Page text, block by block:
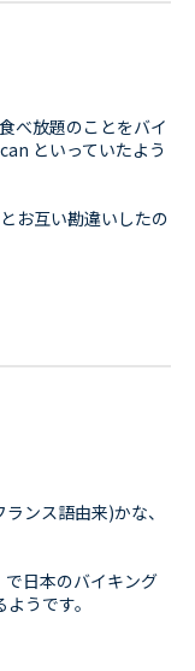
べ放題のことをバイ
といっていたよう
お互い勘違いしたの
ンス語由来)かな、
日本のバイキング
うです。